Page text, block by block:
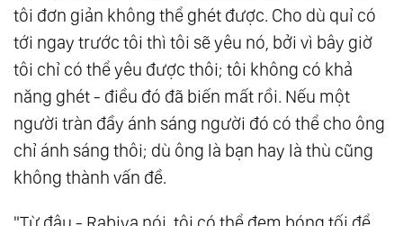
tôi đơn giản không thể ghét được. Cho dù quỉ có
tới ngay trước tôi thì tôi sẽ yêu nó, bởi vì bây giờ
tôi chỉ có thể yêu được thôi; tôi không có khả
năng ghét - điều đó đã biến mất rồi. Nếu một
người tràn đầy ánh sáng người đó có thể cho ông
chỉ ánh sáng thôi; dù ông là bạn hay là thù cũng
không thành vấn đề.